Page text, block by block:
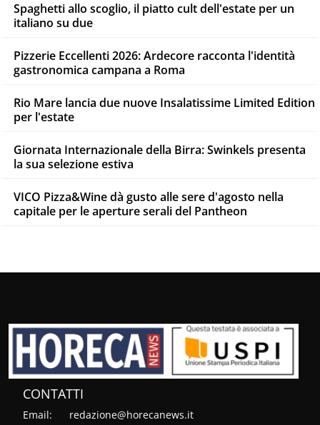
Spaghetti allo scoglio, il piatto cult dell'estate per un
italiano su due
Pizzerie Eccellenti 2026: Ardecore racconta l'identità
gastronomica campana a Roma
Rio Mare lancia due nuove Insalatissime Limited Edition
per l'estate
Giornata Internazionale della Birra: Swinkels presenta
la sua selezione estiva
VICO Pizza&Wine dà gusto alle sere d'agosto nella
capitale per le aperture serali del Pantheon
CONTATTI
Email: redazione@horecanews.it